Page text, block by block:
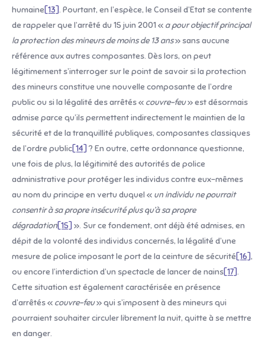
humaine[13]. Pourtant, en l’espèce, le Conseil d’Etat se contente
de rappeler que l’arrêté du 15 juin 2001 « a pour objectif principal
la protection des mineurs de moins de 13 ans» sans aucune
référence aux autres composantes. Dès lors, on peut
légitimement s’interroger sur le point de savoir si la protection
des mineurs constitue une nouvelle composante de l’ordre
public ou si la légalité des arrêtés « couvre-feu» est désormais
admise parce qu’ils permettent indirectement le maintien de la
sécurité et de la tranquillité publiques, composantes classiques
de l’ordre public[14] ? En outre, cette ordonnance questionne,
une fois de plus, la légitimité des autorités de police
administrative pour protéger les individus contre eux-mêmes
au nom du principe en vertu duquel « un individu ne pourrait
consentir à sa propre insécurité plus qu’à sa propre
dégradation[15] ». Sur ce fondement, ont déjà été admises, en
dépit de la volonté des individus concernés, la légalité d’une
mesure de police imposant le port de la ceinture de sécurité[16],
ou encore l’interdiction d’un spectacle de lancer de nains[17].
Cette situation est également caractérisée en présence
d’arrêtés « couvre-feu» qui s’imposent à des mineurs qui
pourraient souhaiter circuler librement la nuit, quitte à se mettre
en danger.